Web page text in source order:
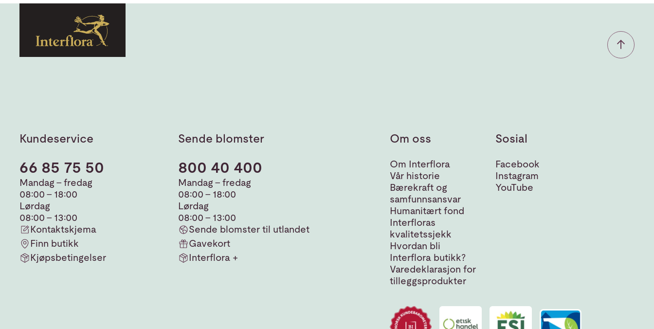
Kundeservice
66 85 75 50
Mandag - fredag
08:00 - 18:00
Lørdag
08:00 - 13:00
Kontaktskjema
Finn butikk
Kjøpsbetingelser
Sende blomster
800 40 400
Mandag - fredag
08:00 - 18:00
Lørdag
08:00 - 13:00
Sende blomster til utlandet
Gavekort
Interflora +
Om oss
Om Interflora
Vår historie
Bærekraft og
samfunnsansvar
Humanitært fond
Interfloras
kvalitetssjekk
Hvordan bli
Interflora butikk?
Varedeklarasjon for
tilleggsprodukter
Sosial
Facebook
Instagram
YouTube